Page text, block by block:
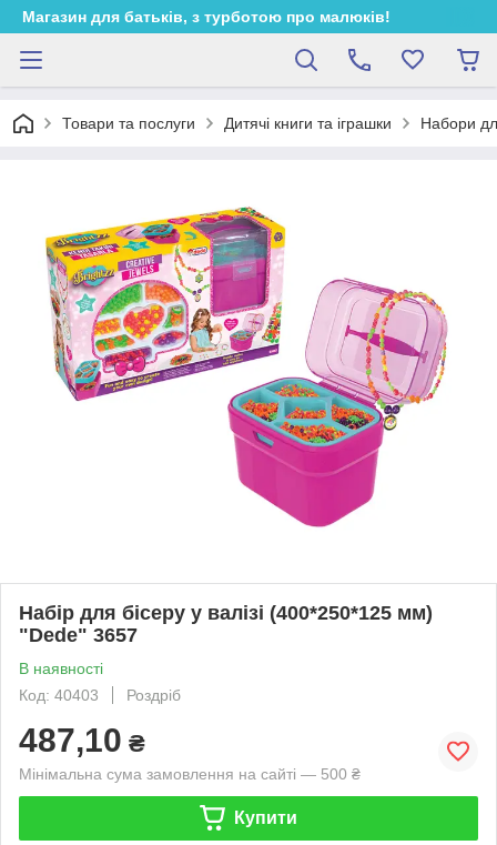
Магазин для батьків, з турботою про малюків!
Товари та послуги Дитячі книги та іграшки Набори
Набір для бісеру у валізі (400*250*125 мм)
"Dede" 3657
В наявності
Код: 40403
Роздріб
487,10 ₴
Мінімальна сума замовлення на сайті — 500 ₴
Купити